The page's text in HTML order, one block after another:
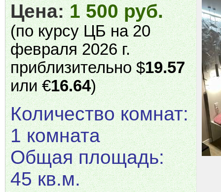
Цена:1 500 руб.
(по курсу ЦБ на 20
февраля 2026 г.
приблизительно $19.57
или €16.64)
Количество комнат:
1 комната
Общая площадь:
45 кв.м.